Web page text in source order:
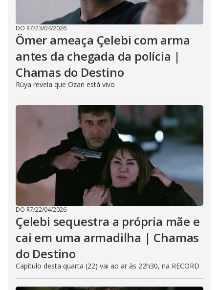
DO R7/23/04/2026
Ömer ameaça Çelebi com arma
antes da chegada da polícia |
Chamas do Destino
Rüya revela que Ozan está vivo
DO R7/22/04/2026
Çelebi sequestra a própria mãe e
cai em uma armadilha | Chamas
do Destino
Capítulo desta quarta (22) vai ao ar às 22h30, na RECORD